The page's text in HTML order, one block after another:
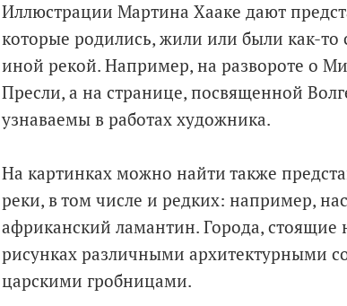
Иллюстрации Мартина Хааке дают
которые родились, жили или были как-то
иной рекой. Например, на развороте о
Пресли, а на странице, посвященной
узнаваемы в работах художника.
На картинках можно найти также
реки, в том числе и редких: например,
африканский ламантин. Города, стоящие
рисунках различными архитектурными
царскими гробницами.